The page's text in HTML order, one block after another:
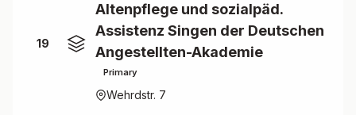
19
Altenpflege und sozialpäd.
Assistenz Singen der Deutschen
Angestellten-Akademie
Primary
Wehrdstr. 7